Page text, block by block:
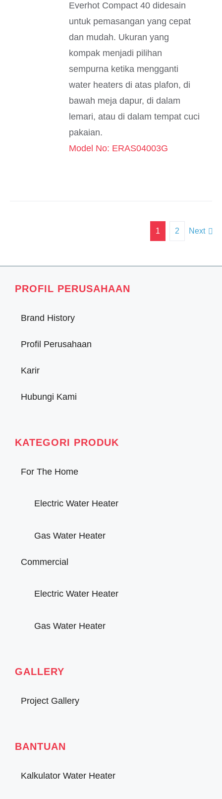
Everhot Compact 40 didesain
untuk pemasangan yang cepat
dan mudah. Ukuran yang
kompak menjadi pilihan
sempurna ketika mengganti
water heaters di atas plafon, di
bawah meja dapur, di dalam
lemari, atau di dalam tempat cuci
pakaian.
Model No: ERAS04003G
1 2 Next
PROFIL PERUSAHAAN
Brand History
Profil Perusahaan
Karir
Hubungi Kami
KATEGORI PRODUK
For The Home
Electric Water Heater
Gas Water Heater
Commercial
Electric Water Heater
Gas Water Heater
GALLERY
Project Gallery
BANTUAN
Kalkulator Water Heater